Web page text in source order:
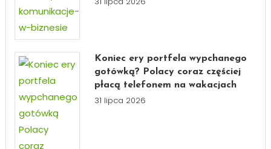
Koniec ery portfela wypchanego
gotówką? Polacy coraz częściej
płacą telefonem na wakacjach
31 lipca 2026